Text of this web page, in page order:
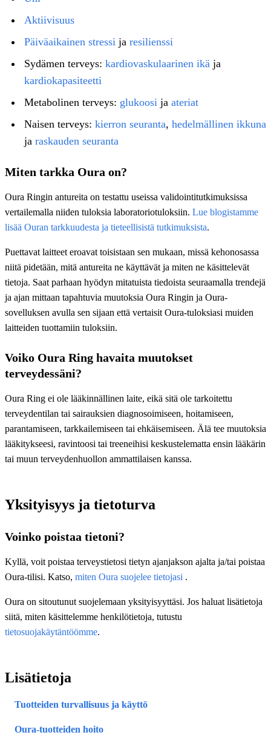
Aktiivisuus
Päiväaikainen stressi ja resilienssi
Sydämen terveys: kardiovaskulaarinen ikä ja
kardiokapasiteetti
Metabolinen terveys: glukoosi ja ateriat
Naisen terveys: kierron seuranta, hedelmällinen ikkuna
ja raskauden seuranta
Miten tarkka Oura on?
Oura Ringin antureita on testattu useissa validointitutkimuksissa
vertailemalla niiden tuloksia laboratoriotuloksiin. Lue blogistamme
lisää Ouran tarkkuudesta ja tieteellisistä tutkimuksista.
Puettavat laitteet eroavat toisistaan sen mukaan, missä kehonosassa
niitä pidetään, mitä antureita ne käyttävät ja miten ne käsittelevät
tietoja. Saat parhaan hyödyn mitatuista tiedoista seuraamalla trendejä
ja ajan mittaan tapahtuvia muutoksia Oura Ringin ja Oura-
sovelluksen avulla sen sijaan että vertaisit Oura-tuloksiasi muiden
laitteiden tuottamiin tuloksiin.
Voiko Oura Ring havaita muutokset
terveydessäni?
Oura Ring ei ole lääkinnällinen laite, eikä sitä ole tarkoitettu
terveydentilan tai sairauksien diagnosoimiseen, hoitamiseen,
parantamiseen, tarkkailemiseen tai ehkäisemiseen. Älä tee muutoksia
lääkitykseesi, ravintoosi tai treeneihisi keskustelematta ensin lääkärin
tai muun terveydenhuollon ammattilaisen kanssa.
Yksityisyys ja tietoturva
Voinko poistaa tietoni?
Kyllä, voit poistaa terveystietosi tietyn ajanjakson ajalta ja/tai poistaa
Oura-tilisi. Katso, miten Oura suojelee tietojasi .
Oura on sitoutunut suojelemaan yksityisyyttäsi. Jos haluat lisätietoja
siitä, miten käsittelemme henkilötietoja, tutustu
tietosuojakäytäntöömme.
Lisätietoja
Tuotteiden turvallisuus ja käyttö
Oura-tuotteiden hoito